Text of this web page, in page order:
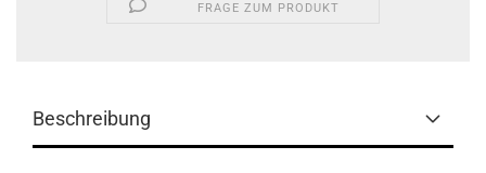
FRAGE ZUM PRODUKT
Beschreibung